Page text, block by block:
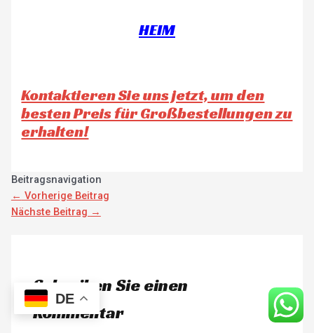
HEIM
Kontaktieren Sie uns jetzt, um den
besten Preis für Großbestellungen zu
erhalten!
Beitragsnavigation
← Vorherige Beitrag
Nächste Beitrag →
Schreiben Sie einen
Kommentar
DE